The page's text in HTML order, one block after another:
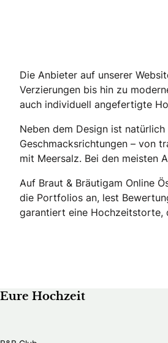
Die Anbieter auf unserer
Verzierungen bis hin zu
auch individuell angefertigte
Neben dem Design ist
Geschmacksrichtungen – von
mit Meersalz. Bei den meisten
Auf Braut & Bräutigam Online
die Portfolios an, lest
garantiert eine Hochzeitstorte,
Eure Hochzeit